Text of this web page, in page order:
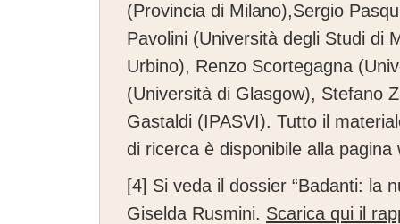
(Provincia di Milano),Sergio
Pavolini (Università degli Studi di
Urbino), Renzo Scortegagna
(Università di Glasgow), Stefano
Gastaldi (IPASVI). Tutto il
di ricerca è disponibile alla
[4] Si veda il dossier “Badanti: la
Giselda Rusmini. Scarica qui il